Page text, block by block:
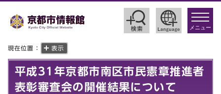
toggle
メニュー
現在位置： 表示
平成31年京都市南区市民憲章推進者
表彰審査会の開催結果について